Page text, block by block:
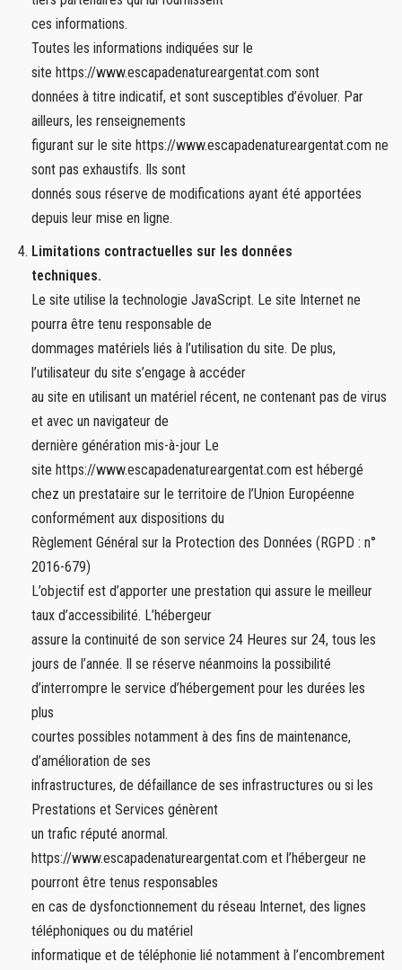
ces informations.
Toutes les informations indiquées sur le
site https://www.escapadenatureargentat.com sont
données à titre indicatif, et sont susceptibles d’évoluer. Par
ailleurs, les renseignements
figurant sur le site https://www.escapadenatureargentat.com ne
sont pas exhaustifs. Ils sont
donnés sous réserve de modifications ayant été apportées
depuis leur mise en ligne.
Limitations contractuelles sur les données
techniques.
Le site utilise la technologie JavaScript. Le site Internet ne
pourra être tenu responsable de
dommages matériels liés à l’utilisation du site. De plus,
l’utilisateur du site s’engage à accéder
au site en utilisant un matériel récent, ne contenant pas de virus
et avec un navigateur de
dernière génération mis-à-jour Le
site https://www.escapadenatureargentat.com est hébergé
chez un prestataire sur le territoire de l’Union Européenne
conformément aux dispositions du
Règlement Général sur la Protection des Données (RGPD : n°
2016-679)
L’objectif est d’apporter une prestation qui assure le meilleur
taux d’accessibilité. L’hébergeur
assure la continuité de son service 24 Heures sur 24, tous les
jours de l’année. Il se réserve néanmoins la possibilité
d’interrompre le service d’hébergement pour les durées les
plus
courtes possibles notamment à des fins de maintenance,
d’amélioration de ses
infrastructures, de défaillance de ses infrastructures ou si les
Prestations et Services génèrent
un trafic réputé anormal.
https://www.escapadenatureargentat.com et l’hébergeur ne
pourront être tenus responsables
en cas de dysfonctionnement du réseau Internet, des lignes
téléphoniques ou du matériel
informatique et de téléphonie lié notamment à l’encombrement